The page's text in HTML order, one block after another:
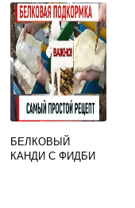
БЕЛКОВЫЙ
КАНДИ С ФИДБИ